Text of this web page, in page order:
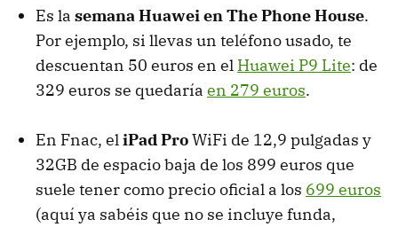
Es la semana Huawei en The Phone House.
Por ejemplo, si llevas un teléfono usado, te
descuentan 50 euros en el Huawei P9 Lite: de
329 euros se quedaría en 279 euros.
En Fnac, eliPad ProWiFi de 12,9 pulgadas y
32GB de espacio baja de los 899 euros que
suele tener como precio oficial a los 699 euros
(aquí ya sabéis que no se incluye funda,